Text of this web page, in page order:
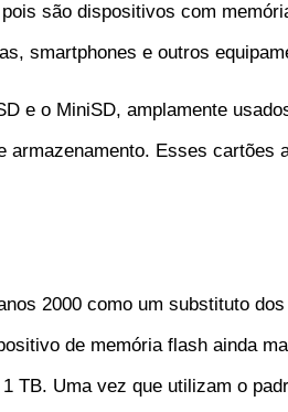
são dispositivos com
smartphones e outros
e o MiniSD, amplamente
armazenamento. Esses cartões
2000 como um substituto
de memória flash ainda
TB. Uma vez que utilizam o